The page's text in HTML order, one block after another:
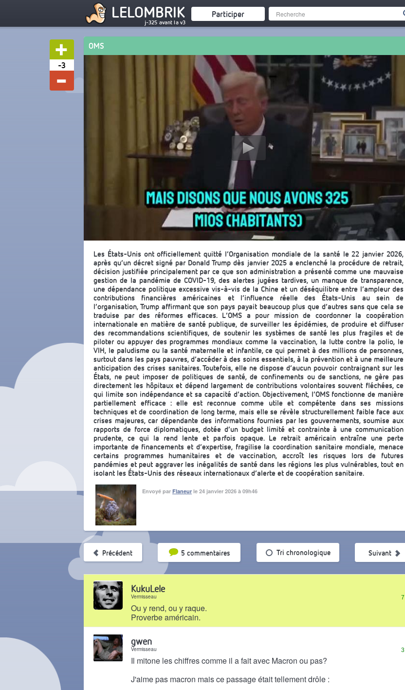
LELOMBRIK
j-325 avant la v3
Participer
-3
OMS
Les États-Unis ont officiellement quitté l’Organisation mondiale de la santé le 22 janvier 2026,
après qu’un décret signé par Donald Trump dès janvier 2025 a enclenché la procédure de retrait,
décision justifiée principalement par ce que son administration a présenté comme une mauvaise
gestion de la pandémie de COVID-19, des alertes jugées tardives, un manque de transparence,
une dépendance politique excessive vis-à-vis de la Chine et un déséquilibre entre l’ampleur des
contributions financières américaines et l’influence réelle des États-Unis au sein de
l’organisation, Trump affirmant que son pays payait beaucoup plus que d’autres sans que cela se
traduise par des réformes efficaces. L’OMS a pour mission de coordonner la coopération
internationale en matière de santé publique, de surveiller les épidémies, de produire et diffuser
des recommandations scientifiques, de soutenir les systèmes de santé les plus fragiles et de
piloter ou appuyer des programmes mondiaux comme la vaccination, la lutte contre la polio, le
VIH, le paludisme ou la santé maternelle et infantile, ce qui permet à des millions de personnes,
surtout dans les pays pauvres, d’accéder à des soins essentiels, à la prévention et à une meilleure
anticipation des crises sanitaires. Toutefois, elle ne dispose d’aucun pouvoir contraignant sur les
États, ne peut imposer de politiques de santé, de confinements ou de sanctions, ne gère pas
directement les hôpitaux et dépend largement de contributions volontaires souvent fléchées, ce
qui limite son indépendance et sa capacité d’action. Objectivement, l’OMS fonctionne de manière
partiellement efficace : elle est reconnue comme utile et compétente dans ses missions
techniques et de coordination de long terme, mais elle se révèle structurellement faible face aux
crises majeures, car dépendante des informations fournies par les gouvernements, soumise aux
rapports de force diplomatiques, dotée d’un budget limité et contrainte à une communication
prudente, ce qui la rend lente et parfois opaque. Le retrait américain entraîne une perte
importante de financements et d’expertise, fragilise la coordination sanitaire mondiale, menace
certains programmes humanitaires et de vaccination, accroît les risques lors de futures
pandémies et peut aggraver les inégalités de santé dans les régions les plus vulnérables, tout en
isolant les États-Unis des réseaux internationaux d’alerte et de coopération sanitaire.
Envoyé par Flaneur le 24 janvier 2026 à 09h46
Précédent 5 commentaires
Tri par popularité Tri chronologique Suivant
7
KukuLele
Vermisseau
Ou y rend, ou y raque.
Proverbe américain.
3
gwen
Vermisseau
Il mitone les chiffres comme il a fait avec Macron ou pas?
J'aime pas macron mais ce passage était tellement drôle :